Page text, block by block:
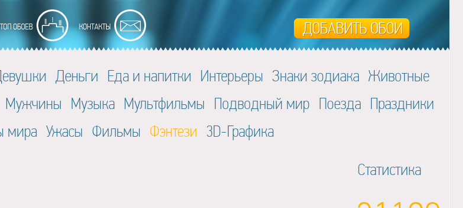
Деньги Еда и напитки Интерьеры Знаки зодиака Животные
Мужчины Музыка Мультфильмы Подводный мир Поезда Праздники
мира Ужасы Фильмы Фэнтези 3D-Графика
Статистика